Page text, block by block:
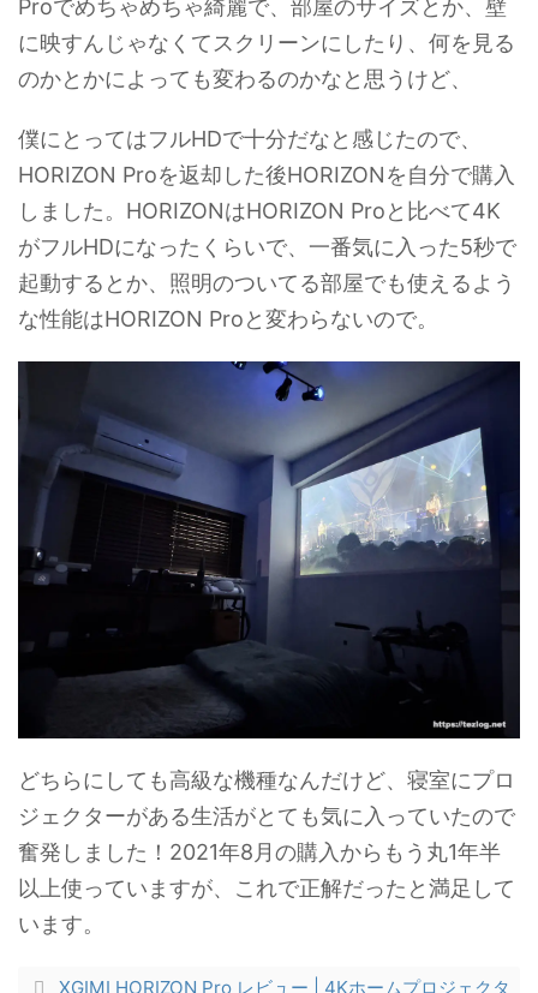
Proでめちゃめちゃ綺麗で、部屋のサイズとか、壁
に映すんじゃなくてスクリーンにしたり、何を見る
のかとかによっても変わるのかなと思うけど、
僕にとってはフルHDで十分だなと感じたので、
HORIZON Proを返却した後HORIZONを自分で購入
しました。HORIZONはHORIZON Proと比べて4K
がフルHDになったくらいで、一番気に入った5秒で
起動するとか、照明のついてる部屋でも使えるよう
な性能はHORIZON Proと変わらないので。
どちらにしても高級な機種なんだけど、寝室にプロ
ジェクターがある生活がとても気に入っていたので
奮発しました！2021年8月の購入からもう丸1年半
以上使っていますが、これで正解だったと満足して
います。
XGIMI HORIZON Pro レビュー | 4Kホームプロジェクタ